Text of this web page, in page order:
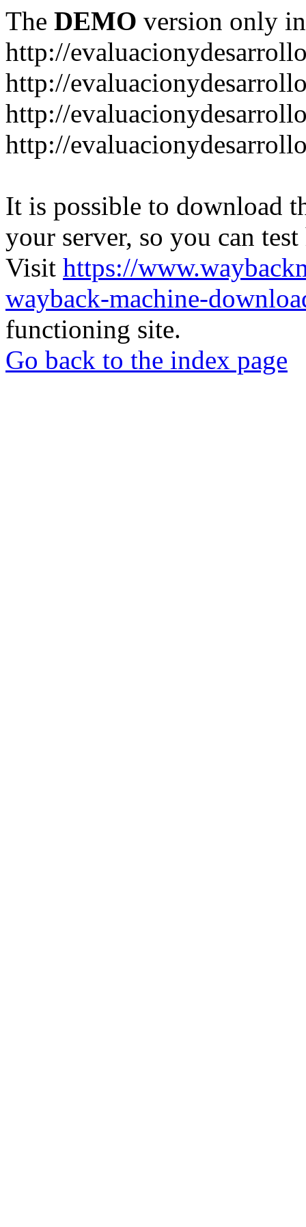
The DEMO version only
http://
http://
http://
http://
It is possible to download
your server, so you can
Visit https://
wayback-machine-
functioning site.
Go back to the index page